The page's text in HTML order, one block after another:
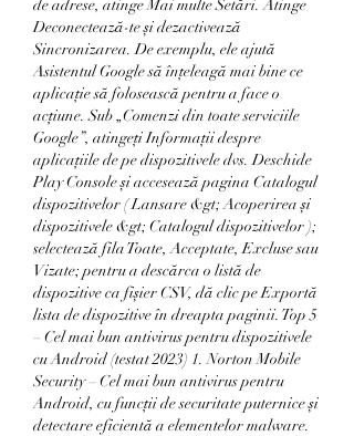
de adrese, atinge Mai multe Setări. Atinge
Deconectează-te și dezactivează
Sincronizarea. De exemplu, ele ajută
Asistentul Google să înțeleagă mai bine ce
aplicație să folosească pentru a face o
acțiune. Sub „Comenzi din toate serviciile
Google”, atingeți Informații despre
aplicațiile de pe dispozitivele dvs. Deschide
Play Console și accesează pagina Catalogul
dispozitivelor ( Lansare &gt; Acoperirea și
dispozitivele &gt; Catalogul dispozitivelor );
selectează fila Toate, Acceptate, Excluse sau
Vizate; pentru a descărca o listă de
dispozitive ca fișier CSV, dă clic pe Exportă
lista de dispozitive în dreapta paginii. Top 5
– Cel mai bun antivirus pentru dispozitivele
cu Android (testat 2023) 1. Norton Mobile
Security – Cel mai bun antivirus pentru
Android, cu funcții de securitate puternice și
detectare eficientă a elementelor malware.